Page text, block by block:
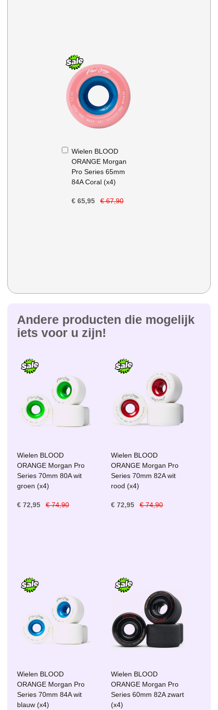
Wielen BLOOD
ORANGE Morgan
Pro Series 65mm
84A Coral (x4)
€ 65,95 € 67,90
In
Winkelwagen
Andere producten die mogelijk
iets voor u zijn!
Wielen BLOOD
ORANGE Morgan Pro
Series 70mm 80A wit
groen (x4)
€ 72,95 € 74,90
Wielen BLOOD
ORANGE Morgan Pro
Series 70mm 82A wit
rood (x4)
€ 72,95 € 74,90
Wielen BLOOD
ORANGE Morgan Pro
Series 70mm 84A wit
blauw (x4)
Wielen BLOOD
ORANGE Morgan Pro
Series 60mm 82A zwart
(x4)